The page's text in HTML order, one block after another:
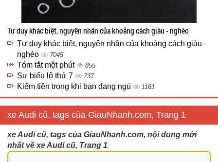
Tư duy khác biệt, nguyên nhân của khoảng cách giàu - nghèo
Tư duy khác biệt, nguyên nhân của khoảng cách giàu -
nghèo
7045
Tóm tắt một phút 855
Sự biểu lộ thứ 7 737
Kiếm tiền trong khi bạn đang ngủ 1161
xe Audi cũ, tags của GiauNhanh.com, Trang 1
xe Audi cũ, tags của GiauNhanh.com, nội dung mới
nhất về xe Audi cũ, Trang 1